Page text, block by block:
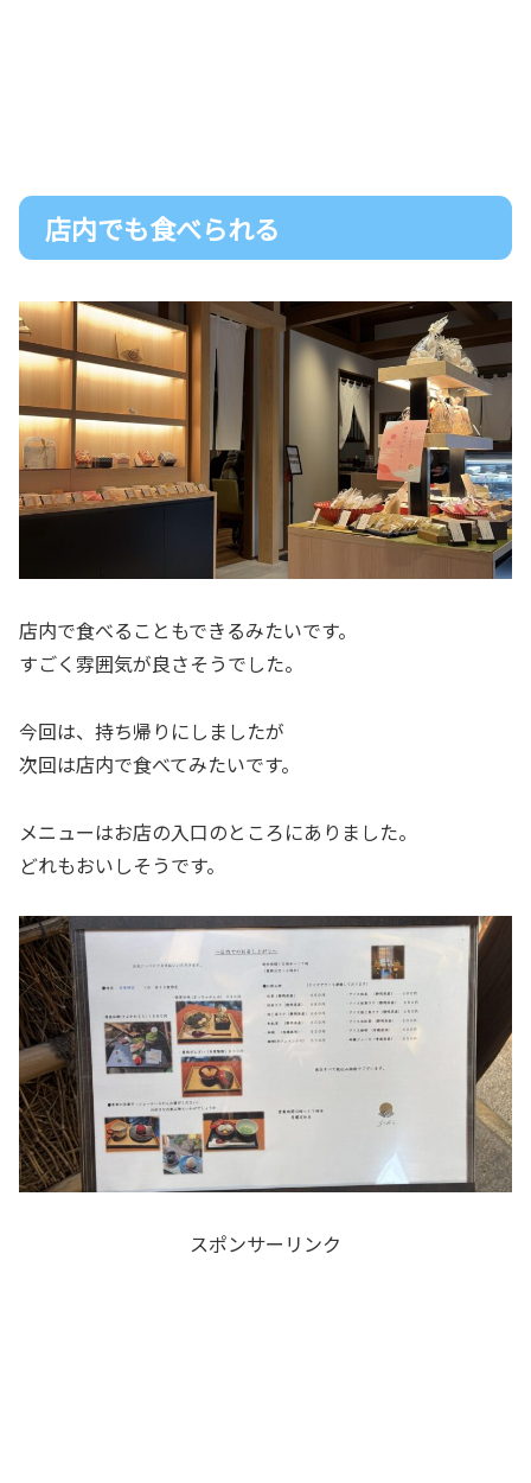
店内でも食べられる
店内で食べることもできるみたいです。
すごく雰囲気が良さそうでした。
今回は、持ち帰りにしましたが
次回は店内で食べてみたいです。
メニューはお店の入口のところにありました。
どれもおいしそうです。
スポンサーリンク